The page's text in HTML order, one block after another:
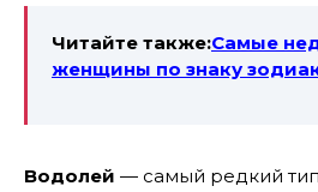
Читайте также:Самые
женщины по знаку
Водолей — самый редкий